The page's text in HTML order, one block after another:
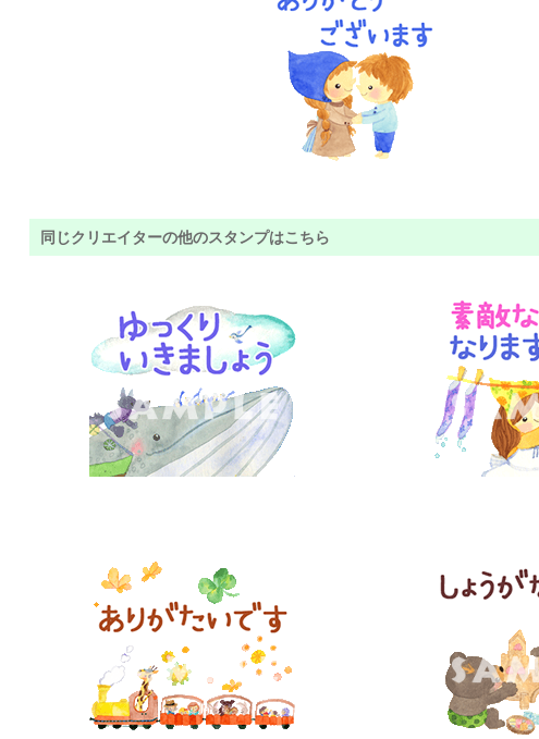
同じクリエイターの他のスタンプはこちら